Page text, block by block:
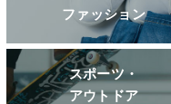
ファッション
スポーツ・
アウトドア